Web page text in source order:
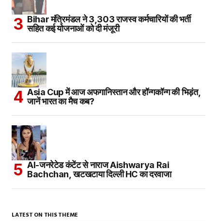
Bihar मंत्रिमंडल ने 3,303 राजस्व कर्मचारियों की भर्ती
सहित कई योजनाओं को दी मंजूरी
Asia Cup में आज अफगानिस्तान और हॉन्गकॉन्ग की भिड़ंत,
जानें भारत का मैच कब?
AI-जनरेटेड कंटेंट से नाराज Aishwarya Rai
Bachchan, खटखटाया दिल्ली HC का दरवाजा
LATEST ON THIS THEME